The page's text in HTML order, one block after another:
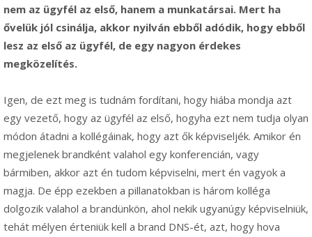
nem az ügyfél az első, hanem a munkatársai. Mert ha
ővelük jól csinálja, akkor nyilván ebből adódik, hogy ebből
lesz az első az ügyfél, de egy nagyon érdekes
megközelítés.
Igen, de ezt meg is tudnám fordítani, hogy hiába mondja azt
egy vezető, hogy az ügyfél az első, hogyha ezt nem tudja olyan
módon átadni a kollégáinak, hogy azt ők képviseljék. Amikor én
megjelenek brandként valahol egy konferencián, vagy
bármiben, akkor azt én tudom képviselni, mert én vagyok a
magja. De épp ezekben a pillanatokban is három kolléga
dolgozik valahol a brandünkön, ahol nekik ugyanúgy képviselniük,
tehát mélyen érteniük kell a brand DNS-ét, azt, hogy hova